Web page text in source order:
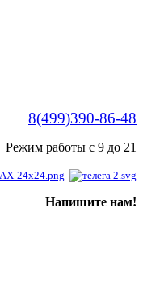
8(499)390-86-48
Режим работы с 9 до 21
Напишите нам!